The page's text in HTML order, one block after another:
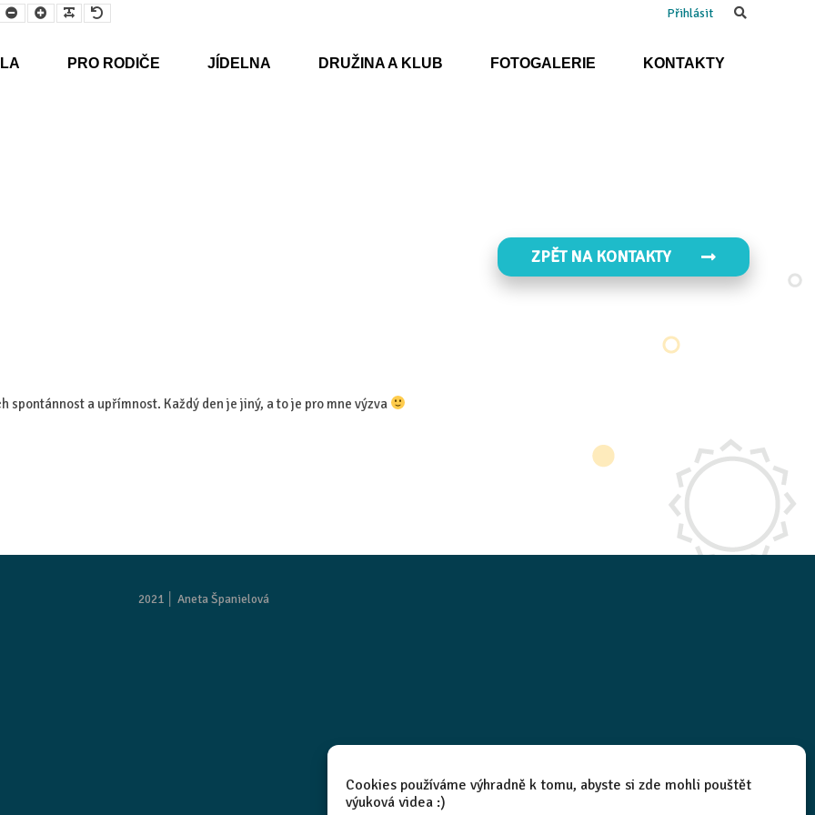
Cookies používáme výhradně k tomu, abyste si zde mohli pouštět
výuková videa :)
Smaller
Font
Larger
Font
Readable
Font
Default
Font
Přihlásit
PRO RODIČE JÍDELNA DRUŽINA A KLUB FOTOGALERIE KONTAKTY
spontánnost a upřímnost. Každý den je jiný, a to je pro mne výzva
ZPĚT NA KONTAKTY
2021 │ Aneta Španielová